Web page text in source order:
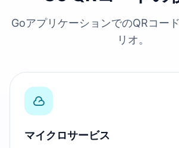
GoアプリケーションでのQRコー
リオ。
マイクロサービス